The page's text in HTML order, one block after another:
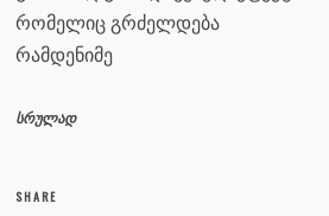
რომელიც გრძელდება
რამდენიმე
სრულად
SHARE